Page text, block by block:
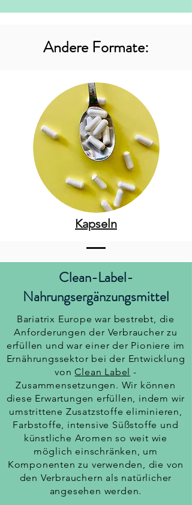
Andere Formate:
Kapseln
Clean-Label-
Nahrungsergänzungsmittel
Bariatrix Europe war bestrebt, die
Anforderungen der Verbraucher zu
erfüllen und war einer der Pioniere im
Ernährungssektor bei der Entwicklung
vonClean Label -
Zusammensetzungen. Wir können
diese Erwartungen erfüllen, indem wir
umstrittene Zusatzstoffe eliminieren,
Farbstoffe, intensive Süßstoffe und
künstliche Aromen so weit wie
möglich einschränken, um
Komponenten zu verwenden, die von
den Verbrauchern als natürlicher
angesehen werden.